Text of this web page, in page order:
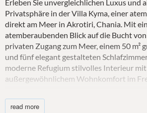
Erleben Sie unvergleichlichen Luxus und
Privatsphäre in der Villa Kyma, einer
direkt am Meer in Akrotiri, Chania. Mit
atemberaubenden Blick auf die Bucht
privaten Zugang zum Meer, einem 50
und fünf elegant gestalteten
moderne Refugium stilvolles Interieur mit
außergewöhnlichem Wohnkomfort im
Die luxuriöse Villa Kyma ist eine stilvolle
Akrotiri, Chania, mit atemberaubendem
read more